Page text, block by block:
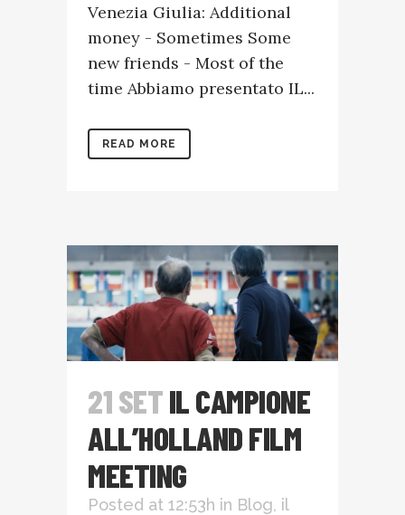
Venezia Giulia: Additional
money - Sometimes Some
new friends - Most of the
time Abbiamo presentato IL...
READ MORE
21 SETIL CAMPIONE
ALL’HOLLAND FILM
MEETING
Posted at 12:53h in Blog, il